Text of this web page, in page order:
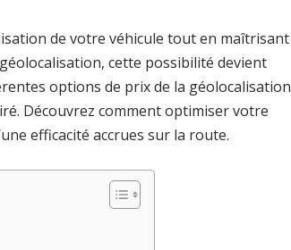
de votre véhicule tout en maîtrisant
cette possibilité devient
options de prix de la géolocalisation
Découvrez comment optimiser votre
efficacité accrues sur la route.